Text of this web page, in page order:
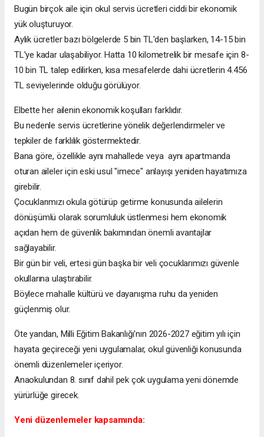
Bugün birçok aile için okul servis ücretleri ciddi bir ekonomik
yük oluşturuyor.
Aylık ücretler bazı bölgelerde 5 bin TL'den başlarken, 14-15 bin
TL'ye kadar ulaşabiliyor. Hatta 10 kilometrelik bir mesafe için 8-
10 bin TL talep edilirken, kısa mesafelerde dahi ücretlerin 4.456
TL seviyelerinde olduğu görülüyor.
Elbette her ailenin ekonomik koşulları farklıdır.
Bu nedenle servis ücretlerine yönelik değerlendirmeler ve
tepkiler de farklılık göstermektedir.
Bana göre, özellikle aynı mahallede veya aynı apartmanda
oturan aileler için eski usul "imece" anlayışı yeniden hayatımıza
girebilir.
Çocuklarımızı okula götürüp getirme konusunda ailelerin
dönüşümlü olarak sorumluluk üstlenmesi hem ekonomik
açıdan hem de güvenlik bakımından önemli avantajlar
sağlayabilir.
Bir gün bir veli, ertesi gün başka bir veli çocuklarımızı güvenle
okullarına ulaştırabilir.
Böylece mahalle kültürü ve dayanışma ruhu da yeniden
güçlenmiş olur.
Öte yandan, Milli Eğitim Bakanlığı'nın 2026-2027 eğitim yılı için
hayata geçireceği yeni uygulamalar, okul güvenliği konusunda
önemli düzenlemeler içeriyor.
Anaokulundan 8. sınıf dahil pek çok uygulama yeni dönemde
yürürlüğe girecek.
Yeni düzenlemeler kapsamında: